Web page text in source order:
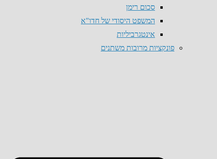
סכום רימן
המשפט היסודי של חדו"א
אינטגרביליות
פונקציות מרובות משתנים